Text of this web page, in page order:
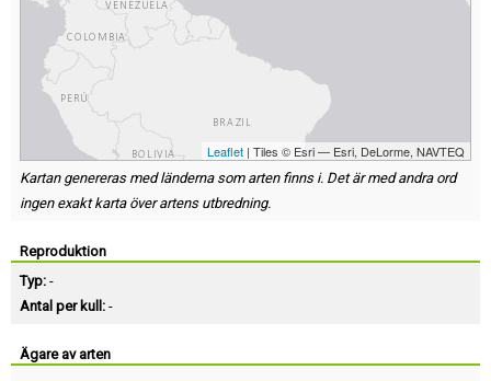
Leaflet | Tiles © Esri — Esri, DeLorme, NAVTEQ
Kartan genereras med länderna som arten finns i. Det är med andra ord
ingen exakt karta över artens utbredning.
Reproduktion
Typ: -
Antal per kull: -
Ägare av arten